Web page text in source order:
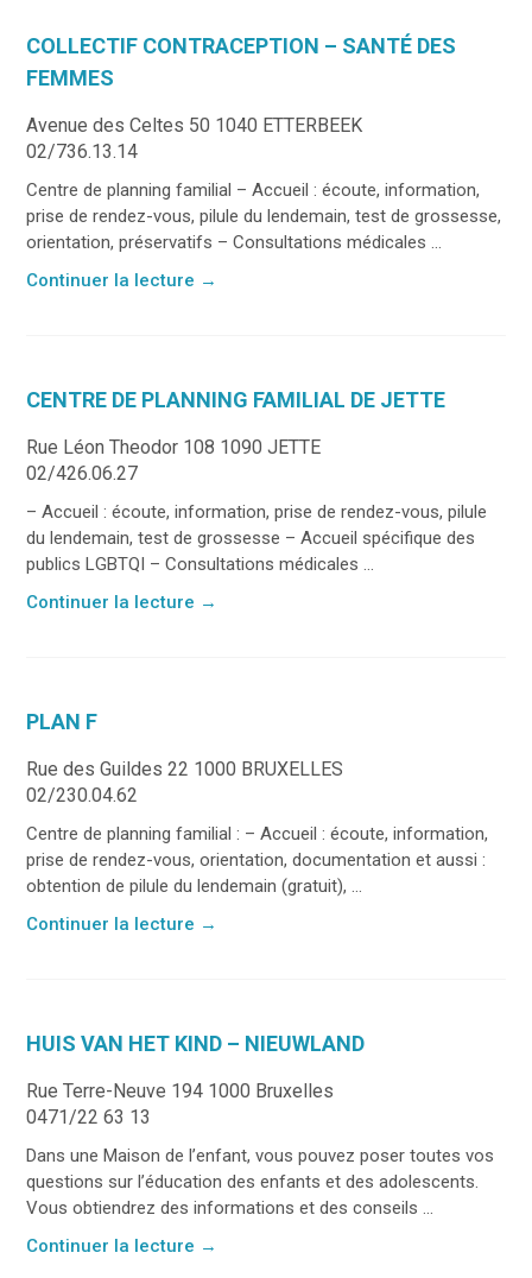
COLLECTIF CONTRACEPTION – SANTÉ DES
FEMMES
Avenue des Celtes 50 1040 ETTERBEEK
02/736.13.14
Centre de planning familial – Accueil : écoute, information,
prise de rendez-vous, pilule du lendemain, test de grossesse,
orientation, préservatifs – Consultations médicales ...
Continuer la lecture →
CENTRE DE PLANNING FAMILIAL DE JETTE
Rue Léon Theodor 108 1090 JETTE
02/426.06.27
– Accueil : écoute, information, prise de rendez-vous, pilule
du lendemain, test de grossesse – Accueil spécifique des
publics LGBTQI – Consultations médicales ...
Continuer la lecture →
PLAN F
Rue des Guildes 22 1000 BRUXELLES
02/230.04.62
Centre de planning familial : – Accueil : écoute, information,
prise de rendez-vous, orientation, documentation et aussi :
obtention de pilule du lendemain (gratuit), ...
Continuer la lecture →
HUIS VAN HET KIND – NIEUWLAND
Rue Terre-Neuve 194 1000 Bruxelles
0471/22 63 13
Dans une Maison de l’enfant, vous pouvez poser toutes vos
questions sur l’éducation des enfants et des adolescents.
Vous obtiendrez des informations et des conseils ...
Continuer la lecture →